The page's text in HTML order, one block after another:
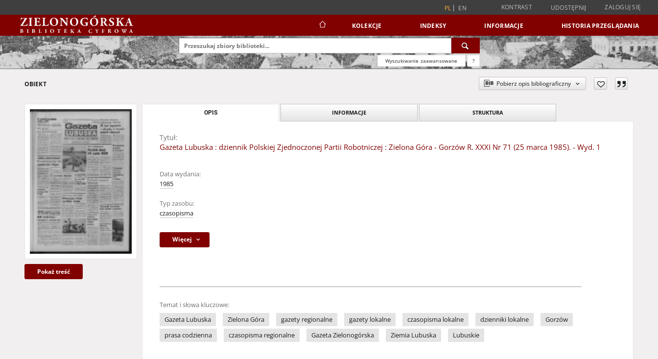
PL EN KONTRAST UDOSTĘPNIJ ZALOGUJ SIĘ
KOLEKCJE INDEKSY INFORMACJE HISTORIA PRZEGLĄDANIA
Wyszukiwanie zaawansowane ?
OBIEKT Pobierz opis bibliograficzny
Pokaż treść
OPIS INFORMACJE STRUKTURA
Tytuł:
Gazeta Lubuska : dziennik Polskiej Zjednoczonej Partii Robotniczej : Zielona Góra - Gorzów R. XXXI Nr 71 (25 marca 1985). - Wyd. 1
Data wydania:
1985
Typ zasobu:
czasopisma
Więcej
Temat i słowa kluczowe:
Gazeta Lubuska
Zielona Góra gazety regionalne gazety lokalne czasopisma lokalne dzienniki lokalne
Gorzów
prasa codzienna
czasopisma regionalne Gazeta Zielonogórska Ziemia Lubuska Lubuskie